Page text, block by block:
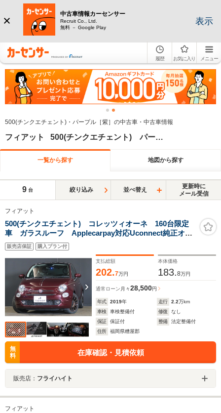
中古車情報カーセンサー
Recruit Co., Ltd.
無料 － Google Play
表示
履歴 お気に入り メニュー
500(チンクエチェント)・パープル［紫］の中古車・中古車情報
フィアット 500(チンクエチェント) パープル系
一覧から探す 地図から探す
9 台 絞り込み 並べ替え
更新時に
メール受信
フィアット
500(チンクエチェント) コレッツィオーネ 160台限定
車 ガラスルーフ Applecarpay対応Uconnect純正オー
ディオ Bluetooth接続対応&USB接続ポート 専用シー
ト オートエアコン リアセンサー 純正16インチアル
ミホイール ドライブレコーダー ETC 禁煙車
販売店保証 購入プラン付
支払総額
202.7万円
本体価格
183.8万円
通常ローン 月々28,500円
年式 2019年 走行 2.2万km
車検
車検整備付 修復
なし
保証
保証付 整備
法定整備付
住所
福岡県糟屋郡
無
料
在庫確認・見積依頼
販売店： フライハイト
フィアット